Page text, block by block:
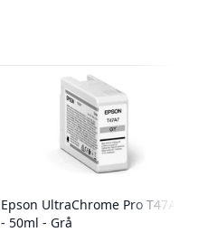
Epson UltraChrome Pro T47A7
- 50ml - Grå